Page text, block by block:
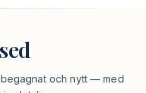
och nytt — med